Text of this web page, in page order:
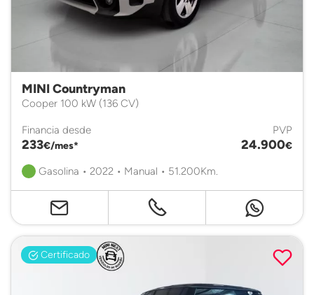
MINI Countryman
Cooper 100 kW (136 CV)
Financia desde
233€/mes*
PVP
24.900€
Gasolina • 2022 • Manual • 51.200Km.
Certificado